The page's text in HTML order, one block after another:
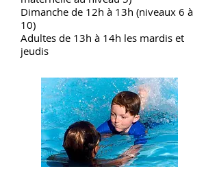
Dimanche de 12h à 13h (niveaux 6 à
10)
Adultes de 13h à 14h les mardis et
jeudis